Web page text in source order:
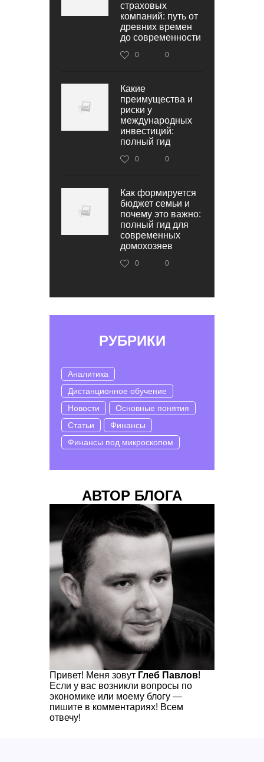
страховых
компаний: путь от
древних времен
до современности
0 0
Какие
преимущества и
риски у
международных
инвестиций:
полный гид
0 0
Как формируется
бюджет семьи и
почему это важно:
полный гид для
современных
домохозяев
0 0
РУБРИКИ
Аналитика
Дистанционное обучение
Новости
Основные понятия
Статьи
Финансы
Финансы под микроскопом
АВТОР БЛОГА
Привет! Меня зовут Глеб Павлов!
Если у вас возникли вопросы по
экономике или моему блогу —
пишите в комментариях! Всем
отвечу!